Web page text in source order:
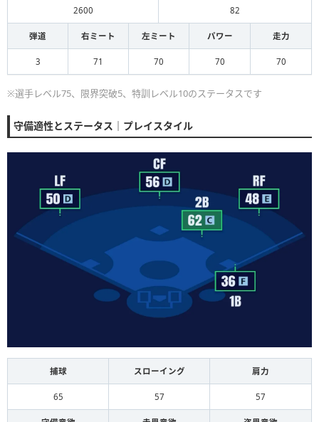
2600 82
弾道 右ミート 左ミート パワー 走力
3 71 70 70 70
※選手レベル75、限界突破5、特訓レベル10のステータスです
守備適性とステータス｜プレイスタイル
捕球 スローイング 肩力
65 57 57